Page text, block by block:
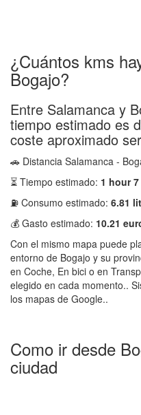
¿Cuántos kms
Bogajo?
Entre Salamanca y
tiempo estimado es
coste aproximado
🚗 Distancia Salamanca -
⏳ Tiempo estimado: 1 hour
⛽ Consumo estimado: 6.81
💰 Gasto estimado: 10.21
Con el mismo mapa puede
entorno de Bogajo y su
en Coche, En bici o en
elegido en cada momento..
los mapas de Google..
Como ir desde
ciudad